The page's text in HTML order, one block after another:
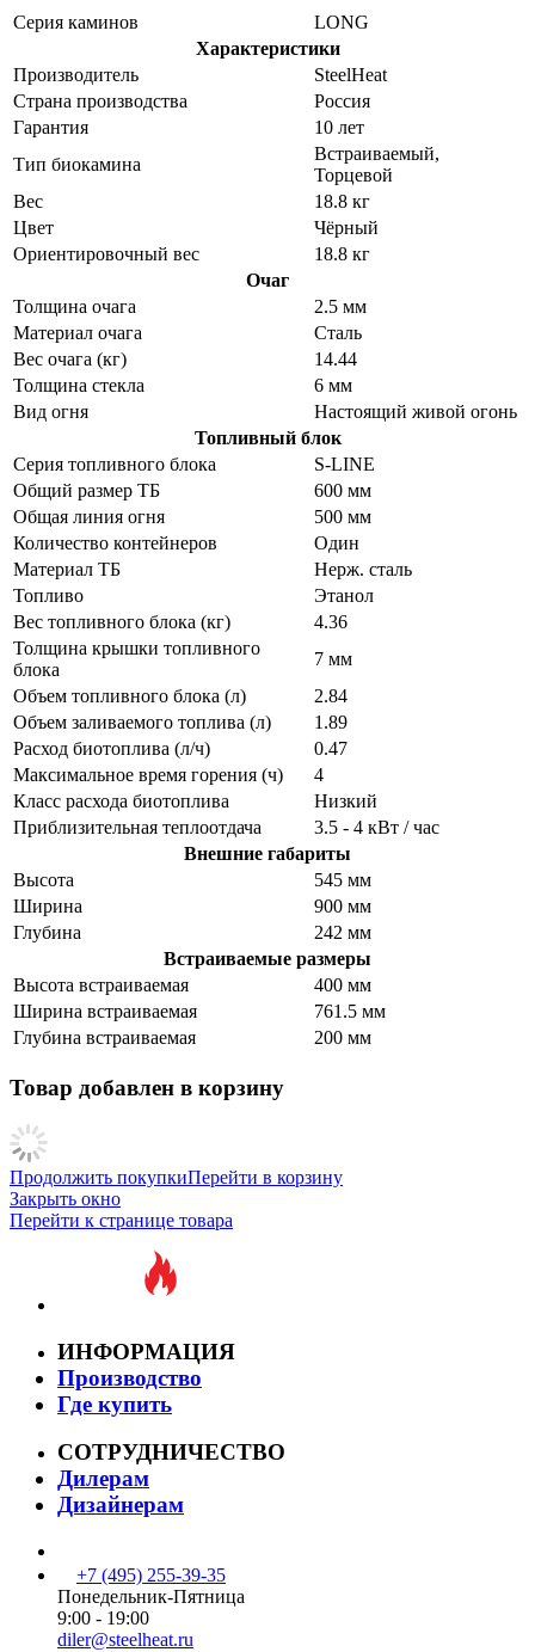
Серия каминов
LONG
Характеристики
Производитель
SteelHeat
Страна производства
Россия
Гарантия
10 лет
Тип биокамина
Встраиваемый,
Торцевой
Вес
18.8 кг
Цвет
Чёрный
Ориентировочный вес
18.8 кг
Очаг
Толщина очага
2.5 мм
Материал очага
Сталь
Вес очага (кг)
14.44
Толщина стекла
6 мм
Вид огня
Настоящий живой огонь
Топливный блок
Серия топливного блока
S-LINE
Общий размер ТБ
600 мм
Общая линия огня
500 мм
Количество контейнеров
Один
Материал ТБ
Нерж. сталь
Топливо
Этанол
Вес топливного блока (кг)
4.36
Толщина крышки топливного
блока
7 мм
Объем топливного блока (л)
2.84
Объем заливаемого топлива (л)
1.89
Расход биотоплива (л/ч)
0.47
Максимальное время горения (ч)
4
Класс расхода биотоплива
Низкий
Приблизительная теплоотдача
3.5 - 4 кВт / час
Внешние габариты
Высота
545 мм
Ширина
900 мм
Глубина
242 мм
Встраиваемые размеры
Высота встраиваемая
400 мм
Ширина встраиваемая
761.5 мм
Глубина встраиваемая
200 мм
Товар добавлен в корзину
Продолжить покупкиПерейти в корзину
Закрыть окно
Перейти к странице товара
ИНФОРМАЦИЯ
Производство
Где купить
СОТРУДНИЧЕСТВО
Дилерам
Дизайнерам
+7 (495) 255-39-35
Понедельник-Пятница
9:00 - 19:00
diler@steelheat.ru